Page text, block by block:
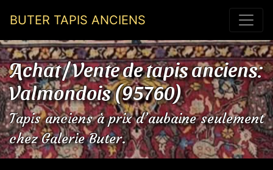
BUTER TAPIS ANCIENS
Achat / Vente de tapis anciens:
Valmondois (95760)
Tapis anciens à prix d’aubaine seulement
chez Galerie Buter.